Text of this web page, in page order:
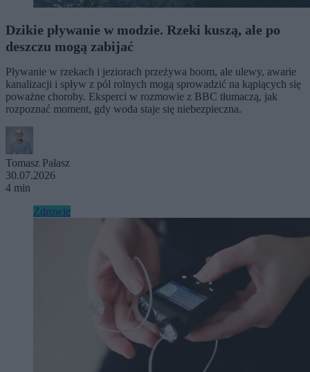
Dzikie pływanie w modzie. Rzeki kuszą, ale po
deszczu mogą zabijać
Pływanie w rzekach i jeziorach przeżywa boom, ale ulewy, awarie
kanalizacji i spływ z pól rolnych mogą sprowadzić na kąpiących się
poważne choroby. Eksperci w rozmowie z BBC tłumaczą, jak
rozpoznać moment, gdy woda staje się niebezpieczna.
Tomasz Pałasz
30.07.2026
4 min
Zdrowie